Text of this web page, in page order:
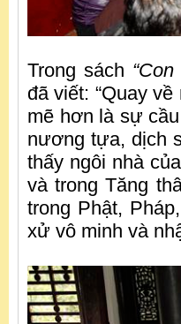
Trong sách “Con
đã viết: “Quay
mẽ hơn là sự
nương tựa, dịch
thấy ngôi nhà
và trong Tăng
trong Phật,
xử vô minh và